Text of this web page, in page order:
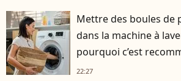
Mettre des boules de
dans la machine à
pourquoi c’est
22:27